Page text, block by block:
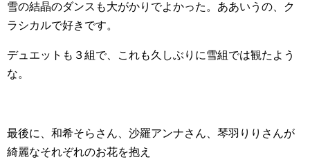
雪の結晶のダンスも大がかりでよかった。ああいうの、ク
ラシカルで好きです。
デュエットも３組で、これも久しぶりに雪組では観たよう
な。
最後に、和希そらさん、沙羅アンナさん、琴羽りりさんが
綺麗なそれぞれのお花を抱え